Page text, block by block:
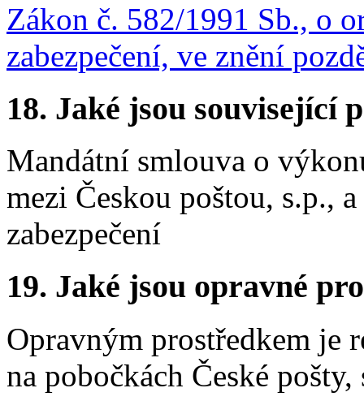
Zákon č. 582/1991 Sb., o
zabezpečení, ve znění
18. Jaké jsou související
Mandátní smlouva o
mezi Českou poštou, s.p.,
zabezpečení
19. Jaké jsou opravné
Opravným prostředkem je
na pobočkách České pošty,